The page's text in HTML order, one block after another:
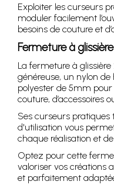
Exploiter les curseurs
moduler facilement
besoins de couture et
Fermeture à
La fermeture à
généreuse, un nylon
polyester de 5mm
couture, d’accessoires
Ses curseurs pratiques
d'utilisation vous
chaque réalisation et
Optez pour cette
valoriser vos créations
et parfaitement